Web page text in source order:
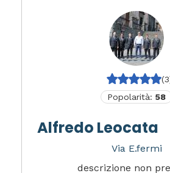
Popolarità: 58
Alfredo Leocata
Via E.fermi
descrizione non